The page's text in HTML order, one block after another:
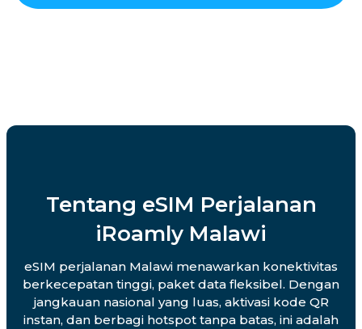
Tentang eSIM Perjalanan
iRoamly Malawi
eSIM perjalanan Malawi menawarkan konektivitas
berkecepatan tinggi, paket data fleksibel. Dengan
jangkauan nasional yang luas, aktivasi kode QR
instan, dan berbagi hotspot tanpa batas, ini adalah